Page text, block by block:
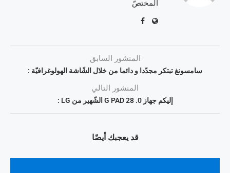
المختصّ
المنشور السابق
سامسونغ تبتكر مجدّدا و دائما من خلال الشّاشة الهولوغرافيّة :
المنشور التالي
إليكم جهاز G PAD 28 .0 الشّهير من LG :
قد يعجبك أيضًا